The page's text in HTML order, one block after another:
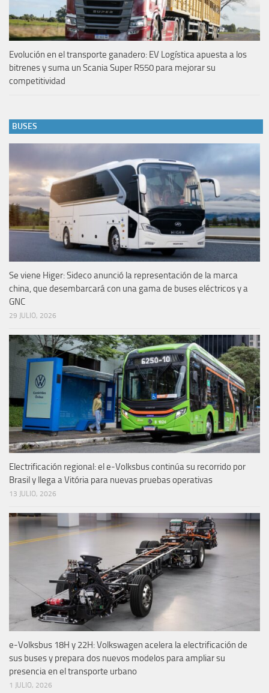
Evolución en el transporte ganadero: EV Logística apuesta a los
bitrenes y suma un Scania Super R550 para mejorar su
competitividad
BUSES
Se viene Higer: Sideco anunció la representación de la marca
china, que desembarcará con una gama de buses eléctricos y a
GNC
29 JULIO, 2026
Electrificación regional: el e-Volksbus continúa su recorrido por
Brasil y llega a Vitória para nuevas pruebas operativas
13 JULIO, 2026
e-Volksbus 18H y 22H: Volkswagen acelera la electrificación de
sus buses y prepara dos nuevos modelos para ampliar su
presencia en el transporte urbano
1 JULIO, 2026